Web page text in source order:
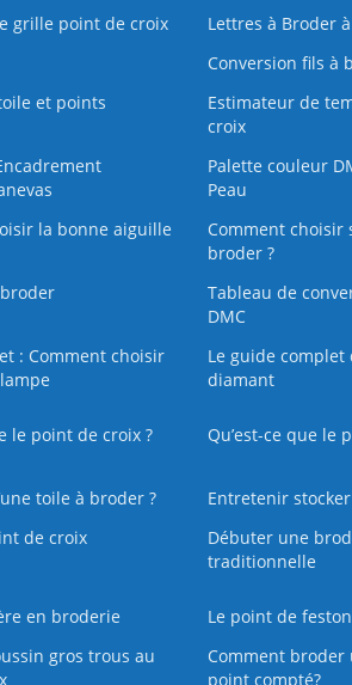
grille point de croix
Lettres à Broder
Conversion fils à
et points
Estimateur de
croix
Palette couleur
Peau
la bonne aiguille
Comment choisir
broder ?
Tableau de
DMC
: Comment choisir
Le guide
diamant
le point de croix ?
Qu’est-ce que le
toile à broder ?
Entretenir
de croix
Débuter une
traditionnelle
en broderie
Le point de
gros trous au
Comment broder
point compté?